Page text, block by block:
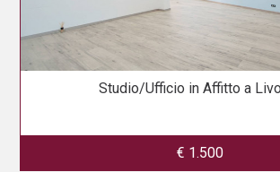
Studio/Ufficio in Affitto a
€ 1.500